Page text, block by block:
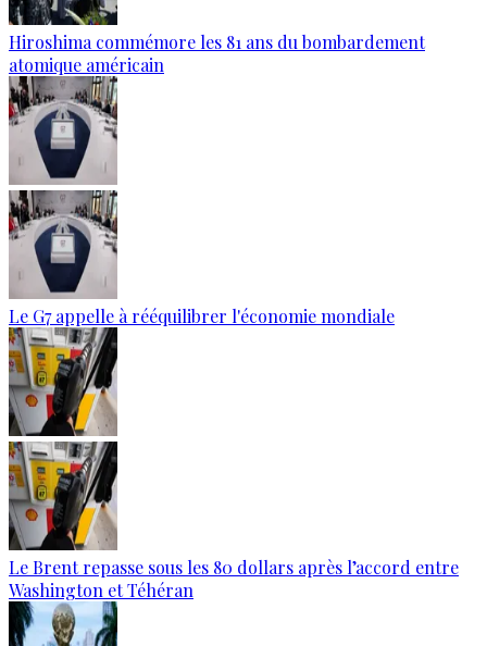
Hiroshima commémore les 81 ans du bombardement
atomique américain
Le G7 appelle à rééquilibrer l'économie mondiale
Le Brent repasse sous les 80 dollars après l’accord entre
Washington et Téhéran